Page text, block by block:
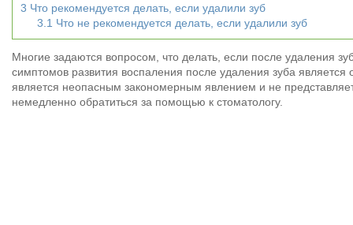
3 Что рекомендуется делать, если удалили зуб
3.1 Что не рекомендуется делать, если удалили зуб
Многие задаются вопросом, что делать, если после удаления
симптомов развития воспаления после удаления зуба является
является неопасным закономерным явлением и не
немедленно обратиться за помощью к стоматологу.